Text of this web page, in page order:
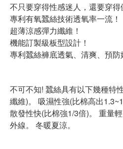
不只要穿得性感迷人，還要穿得
專利有氧蠶絲技術透氧率一流！
超薄涼感彈力纖維！
機能訂製級板型設計！
專利蠶絲褲底透氣、清爽、預防
不可不知! 蠶絲具有以下幾種特
纖維)。 吸濕性強(比棉高出
散發性快(比棉強1/3倍)。 重量
外線。 冬暖夏涼。